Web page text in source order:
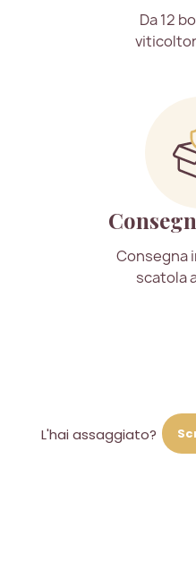
Da 12
Consegna
scatola
L'hai assaggiato?